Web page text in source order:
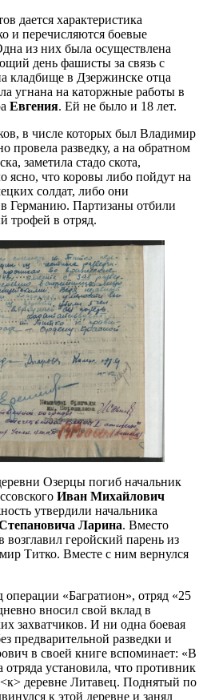
дается характеристика
и перечисляются боевые
из них была осуществлена
день фашисты за связь с
кладбище в Дзержинске отца
угнана на каторжные работы в
Евгения. Ей не было и 18 лет.
в числе которых был Владимир
провела разведку, а на обратном
заметила стадо скота,
ясно, что коровы либо пойдут на
солдат, либо они
Германию. Партизаны отбили
трофей в отряд.
Озерцы погиб начальник
Иван Михайлович
утвердили начальника
Ларина. Вместо
геройский парень из
Титко. Вместе с ним вернулся
«Багратион», отряд «25
вносил свой вклад в
захватчиков. И ни одна боевая
предварительной разведки и
в своей книге вспоминает: «В
отряда установила, что противник
деревне Литавец. Поднятый по
к этой деревне и занял